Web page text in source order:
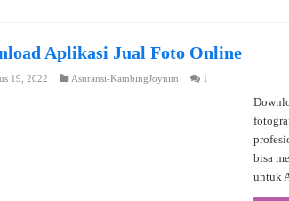
Aplikasi Jual Foto Online
19, 2022 Asuransi-KambingJoynim 1
bisa
untuk